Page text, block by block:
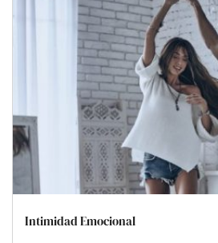
Intimidad Emocional